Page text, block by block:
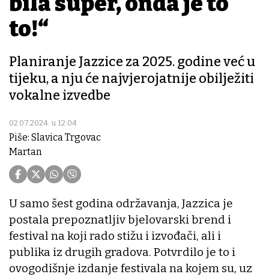
to!“
Planiranje Jazzice za 2025. godine već u
tijeku, a nju će najvjerojatnije obilježiti
vokalne izvedbe
02.07.2024. u 12:04
Piše: Slavica Trgovac
Martan
U samo šest godina održavanja, Jazzica je
postala prepoznatljiv bjelovarski brend i
festival na koji rado stižu i izvođači, ali i
publika iz drugih gradova. Potvrdilo je to i
ovogodišnje izdanje festivala na kojem su, uz